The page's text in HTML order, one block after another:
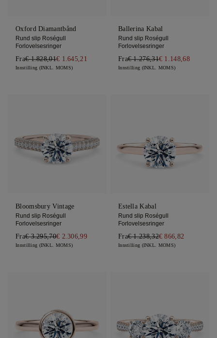
Oxford Diamantbånd
Rund slip Roségull
Forlovelsesringer
Fra€ 1.828,01€ 1.645,21
Innstilling (INKL. MOMS)
Ballerina Kabal
Rund slip Roségull
Forlovelsesringer
Fra€ 1.276,31€ 1.148,68
Innstilling (INKL. MOMS)
Bloomsbury Vintage
Rund slip Roségull
Forlovelsesringer
Fra€ 3.295,70€ 2.306,99
Innstilling (INKL. MOMS)
Estella Kabal
Rund slip Roségull
Forlovelsesringer
Fra€ 1.238,32€ 866,82
Innstilling (INKL. MOMS)